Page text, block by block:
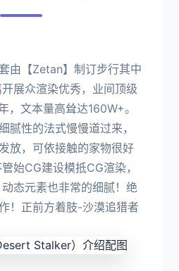
由【Zetan】制订步行其中
展众渲染优秀，业间顶级
，文本量高耸达160W+。
腻性的法式慢慢道过来，
放，可依接触的家物很好
始CG建设模抵CG渲染，
态元素也非常的细腻！绝
！正前方着肢-沙漠追猎者